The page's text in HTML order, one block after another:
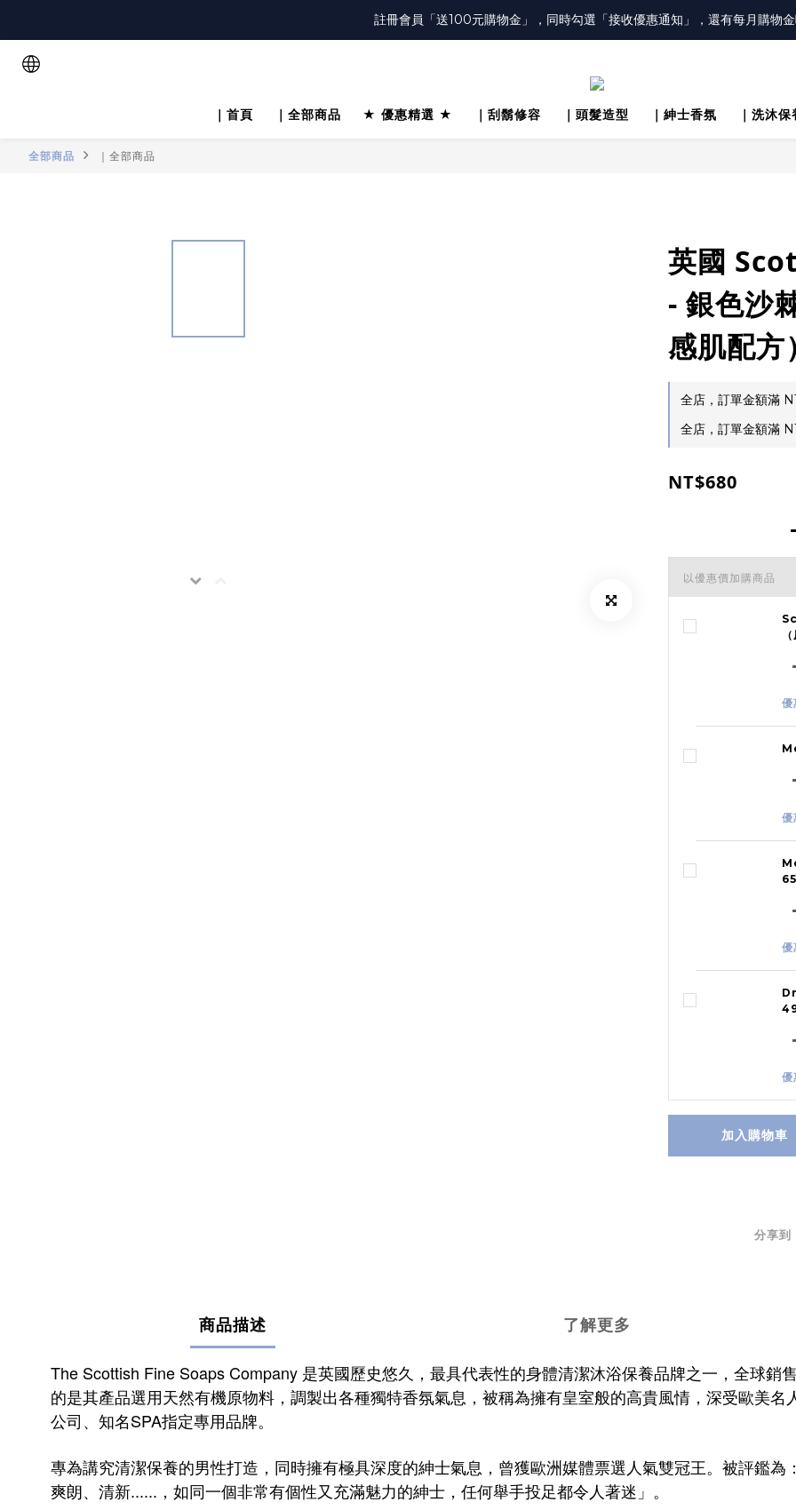
註冊會員「送100元購物金」，同時勾選「接收優惠通知」，還有每月購物
已註冊之會員，在會員中心勾選「訂閱電郵」，才會收到每月購物金通知
｜首頁 ｜全部商品 ★ 優惠精選 ★ ｜刮鬍修容 ｜頭髮造型 ｜紳士香氛 ｜洗沐保
全部商品 ｜全部商品
英國
- 銀色沙
感肌配方
全店，訂單金額滿
全店，訂單金額滿
NT$680
以優惠價加購商品
加入購物車
分享到
商品描述 了解更多
The Scottish Fine Soaps Company 是英國歷史悠久，最具代表性的身體清潔沐浴保養品牌之一，全球銷
的是其產品選用天然有機原物料，調製出各種獨特香氛氣息，被稱為擁有皇室般的高貴風情，深受歐美名
公司、知名SPA指定專用品牌。
專為講究清潔保養的男性打造，同時擁有極具深度的紳士氣息，曾獲歐洲媒體票選人氣雙冠王。 被評鑑為
爽朗、清新......，如同一個非常有個性又充滿魅力的紳士，任何舉手投足都令人著迷」。